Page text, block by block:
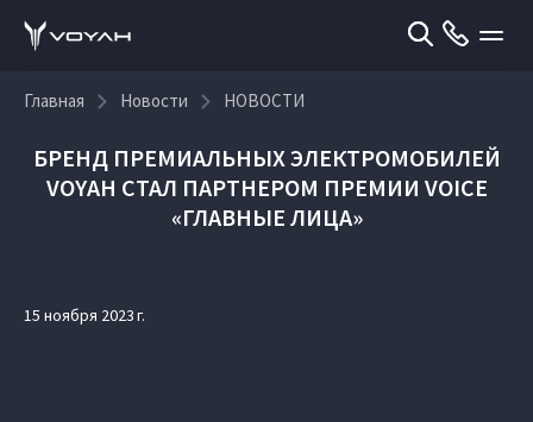
Главная Новости НОВОСТИ
БРЕНД ПРЕМИАЛЬНЫХ ЭЛЕКТРОМОБИЛЕЙ
VOYAH СТАЛ ПАРТНЕРОМ ПРЕМИИ VOICE
«ГЛАВНЫЕ ЛИЦА»
15 ноября 2023 г.